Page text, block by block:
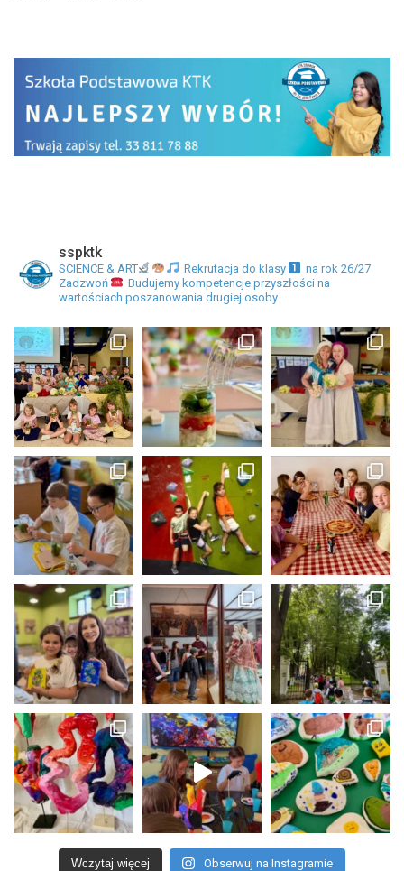
sspktk
SCIENCE & ART Rekrutacja do klasy
na rok 26/27
Zadzwoń
Budujemy kompetencje przyszłości na
wartościach poszanowania drugiej osoby
Wczytaj więcej Obserwuj na Instagramie